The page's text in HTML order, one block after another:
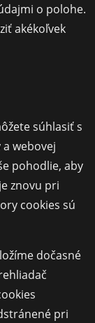
o polohe.
akékoľvek
súhlasiť s
webovej
pohodlie, aby
znovu pri
cookies sú
dočasné
pri